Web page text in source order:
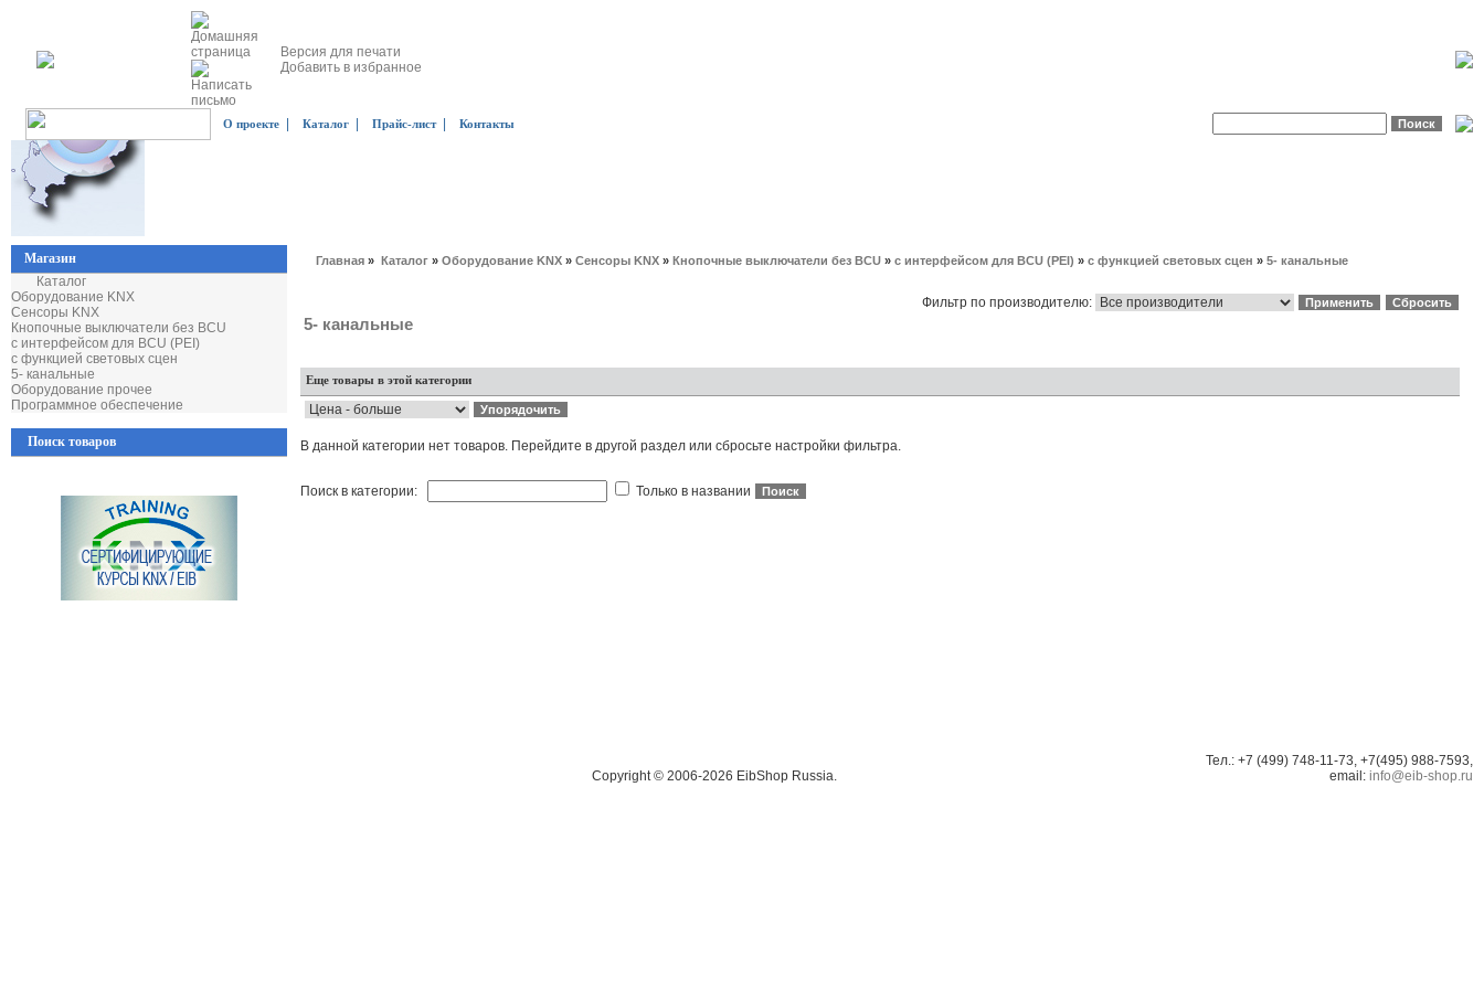
Версия для печати
Добавить в избранное
О проекте Каталог Прайс-лист| Контакты
Магазин
Каталог
Оборудование KNX
Сенсоры KNX
Кнопочные выключатели без BCU
с интерфейсом для BCU (PEI)
с функцией световых сцен
5- канальные
Оборудование прочее
Программное обеспечение
Поиск товаров
Главная » Каталог » Оборудование KNX » Сенсоры KNX » Кнопочные выключатели без BCU » с интерфейсом для BCU (PEI) » с функцией световых сцен » 5- канальные
Фильтр по производителю:
5- канальные
Еще товары в этой категории
В данной категории нет товаров. Перейдите в другой раздел или сбросьте настройки фильтра.
Поиск в категории: Только в названии
Copyright © 2006-2026 EibShop Russia.
Тел.: +7 (499) 748-11-73, +7(495) 988-7593,
email: info@eib-shop.ru